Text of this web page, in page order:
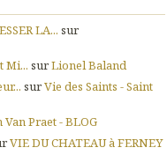
LA... sur
Mi... surLionel Baland
surVie des Saints - Saint
Van Praet - BLOG
VIE DU CHATEAU à FERNEY